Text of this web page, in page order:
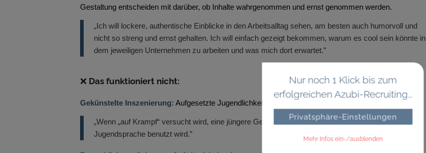
Gestaltung entscheiden mit darüber, ob Inhalte wahrgenommen und ernst genommen werden.
„Ich will lockere, authentische Einblicke in den Arbeitsalltag sehen, am besten auch humorvoll und
nicht so streng und ernst gehalten. Ich will einfach gezeigt bekommen, warum es cool sein könnte in
dem jeweiligen Unternehmen zu arbeiten und was mich dort erwartet.”
❌ Das funktioniert nicht:
Gekünstelte Inszenierung: Aufgesetzte Jugendlichkeit und „Coolness“ wirken schnell unglaubwürdig.
„Wenn „auf Krampf“ versucht wird, eine jüngere Generation anzusprechen und dabei z. B.
Jugendsprache benutzt wird.”
Nur noch 1 Klick bis zum
erfolgreichen Azubi-Recruiting...
Privatsphäre-Einstellungen
Mehr Infos ein-/ausblenden